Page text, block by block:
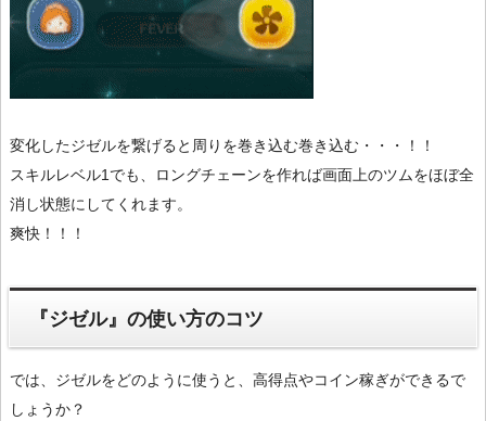
変化したジゼルを繋げると周りを巻き込む巻き込む・・・！！
スキルレベル1でも、ロングチェーンを作れば画面上のツムをほぼ全
消し状態にしてくれます。
爽快！！！
『ジゼル』の使い方のコツ
では、ジゼルをどのように使うと、高得点やコイン稼ぎができるで
しょうか？